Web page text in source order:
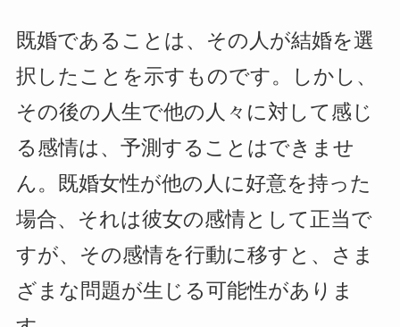
既婚であることは、その人が結婚を選
択したことを示すものです。しかし、
その後の人生で他の人々に対して感じ
る感情は、予測することはできませ
ん。既婚女性が他の人に好意を持った
場合、それは彼女の感情として正当で
すが、その感情を行動に移すと、さま
ざまな問題が生じる可能性がありま